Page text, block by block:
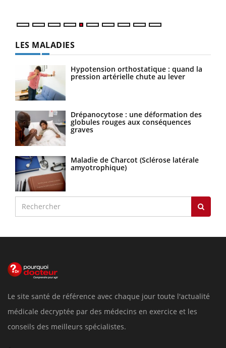
LES MALADIES
Hypotension orthostatique : quand la
pression artérielle chute au lever
Drépanocytose : une déformation des
globules rouges aux conséquences
graves
Maladie de Charcot (Sclérose latérale
amyotrophique)
Le site santé de référence avec chaque jour toute l'actualité
médicale decryptée par des médecins en exercice et les
conseils des meilleurs spécialistes.